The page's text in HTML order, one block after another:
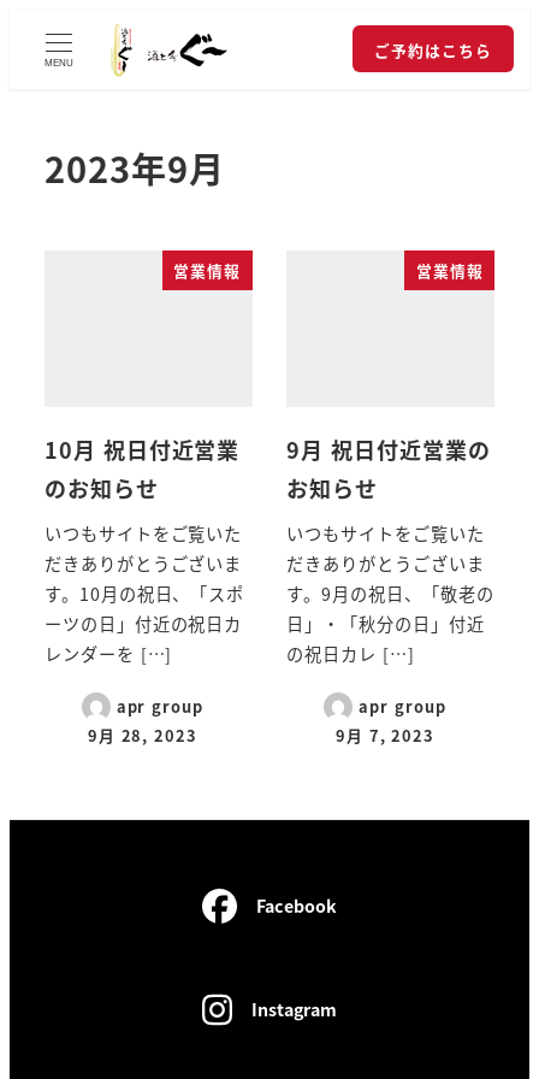
MENU
ご予約はこちら
2023年9月
営業情報
10月 祝日付近営業
のお知らせ
いつもサイトをご覧いた
だきありがとうございま
す。10月の祝日、「スポ
ーツの日」付近の祝日カ
レンダーを […]
apr group
9月 28, 2023
営業情報
9月 祝日付近営業の
お知らせ
いつもサイトをご覧いた
だきありがとうございま
す。9月の祝日、「敬老の
日」・「秋分の日」付近
の祝日カレ […]
apr group
9月 7, 2023
Facebook
Instagram